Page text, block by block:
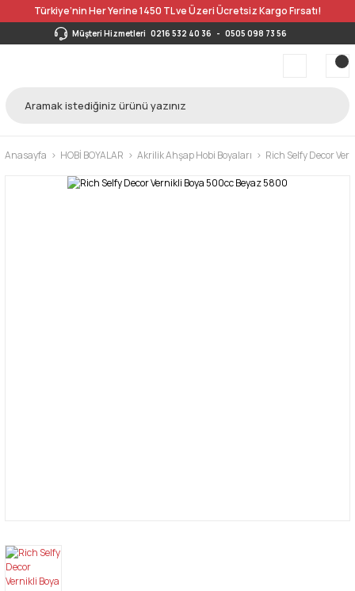
Türkiye’nin Her Yerine 1450 TL ve Üzeri Ücretsiz Kargo Fırsatı!
Müşteri Hizmetleri 0216 532 40 36 - 0505 098 73 56
Anasayfa HOBİ BOYALAR Akrilik Ahşap Hobi Boyaları Rich Selfy Decor